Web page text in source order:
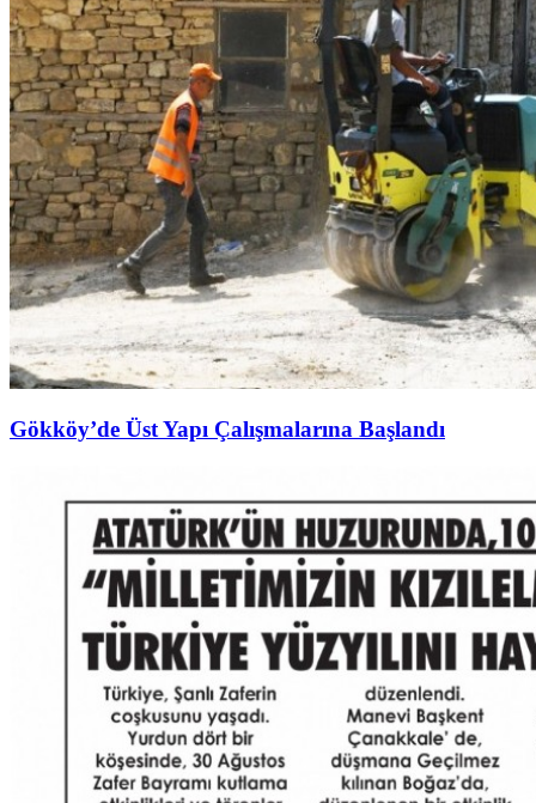
Gökköy’de Üst Yapı Çalışmalarına Başlandı